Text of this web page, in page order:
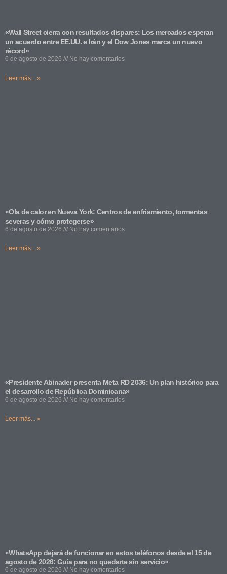
«Wall Street cierra con resultados dispares: Los mercados esperan
un acuerdo entre EE.UU. e Irán y el Dow Jones marca un nuevo
récord»
6 de agosto de 2026 No hay comentarios
Leer más... »
«Ola de calor en Nueva York: Centros de enfriamiento, tormentas
severas y cómo protegerse»
6 de agosto de 2026 No hay comentarios
Leer más... »
«Presidente Abinader presenta Meta RD 2036: Un plan histórico para
el desarrollo de República Dominicana»
6 de agosto de 2026 No hay comentarios
Leer más... »
«WhatsApp dejará de funcionar en estos teléfonos desde el 15 de
agosto de 2026: Guía para no quedarte sin servicio»
6 de agosto de 2026 No hay comentarios